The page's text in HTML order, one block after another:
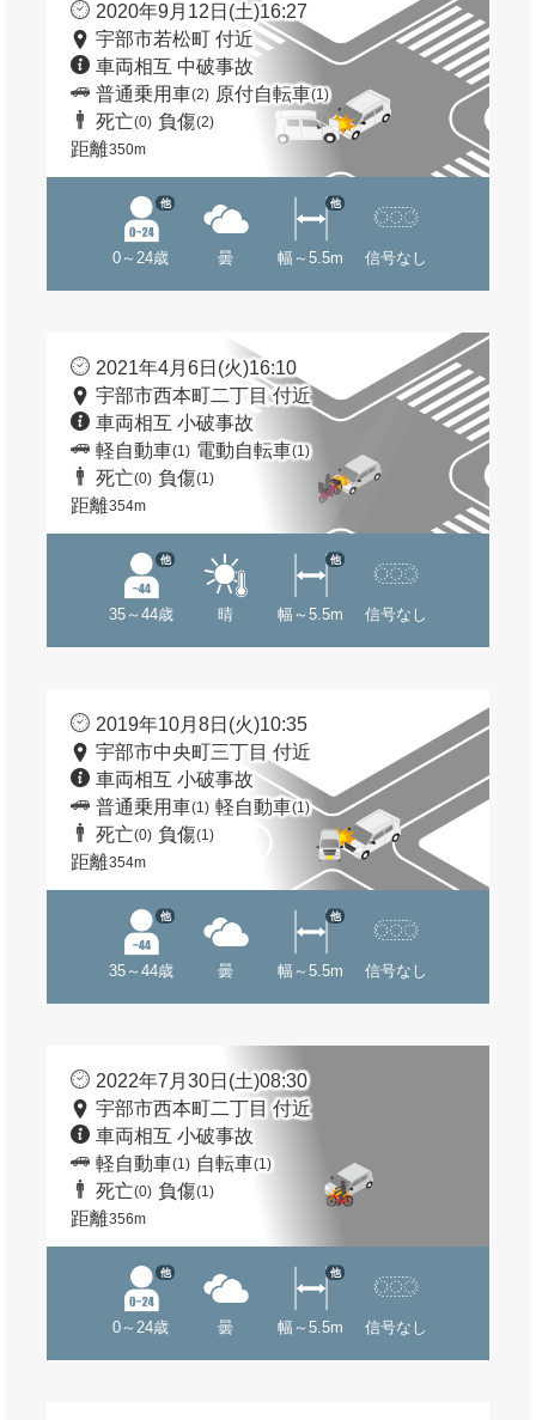
2020年9月12日(土)16:27
宇部市若松町 付近
車両相互 中破事故
普通乗用車(2) 原付自転車(1)
死亡(0) 負傷(2)
距離350m
0～24歳
他
曇 幅～5.5m
他
信号なし
2021年4月6日(火)16:10
宇部市西本町二丁目 付近
車両相互 小破事故
軽自動車(1) 電動自転車(1)
死亡(0) 負傷(1)
距離354m
35～44歳
他
晴 幅～5.5m
他
信号なし
2019年10月8日(火)10:35
宇部市中央町三丁目 付近
車両相互 小破事故
普通乗用車(1) 軽自動車(1)
死亡(0) 負傷(1)
距離354m
35～44歳
他
曇 幅～5.5m
他
信号なし
2022年7月30日(土)08:30
宇部市西本町二丁目 付近
車両相互 小破事故
軽自動車(1) 自転車(1)
死亡(0) 負傷(1)
距離356m
0～24歳
他
曇 幅～5.5m
他
信号なし